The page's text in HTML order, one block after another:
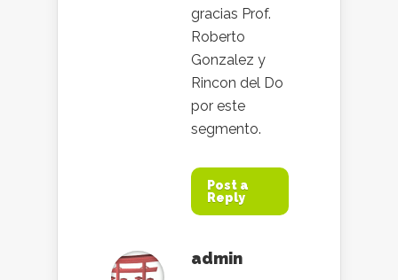
gracias Prof.
Roberto
Gonzalez y
Rincon del Do
por este
segmento.
Post a
Reply
admin